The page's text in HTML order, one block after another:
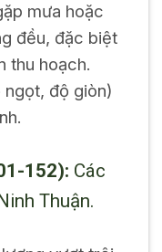
mưa hoặc
đều, đặc biệt
thu hoạch.
ngọt, độ giòn)
152): Các
Thuận.